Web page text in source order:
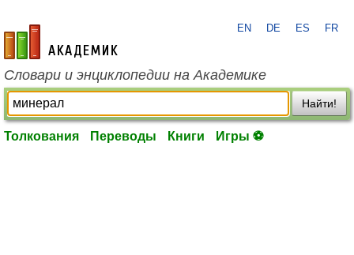
academic.ru
EN DE ES FR
Словари и энциклопедии на Академике
Найти!
Толкования Переводы Книги Игры ⚽